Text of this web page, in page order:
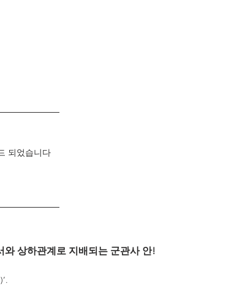
되었습니다
와 상하관계로 지배되는 군관사 안!